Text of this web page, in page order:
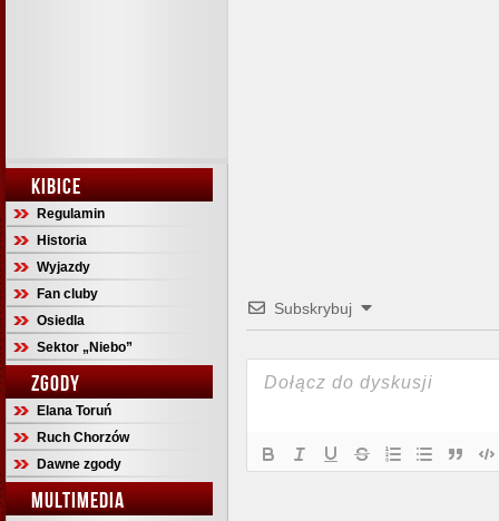
KIBICE
Regulamin
Historia
Wyjazdy
Fan cluby
Osiedla
Sektor „Niebo”
ZGODY
Elana Toruń
Ruch Chorzów
Dawne zgody
MULTIMEDIA
Subskrybuj